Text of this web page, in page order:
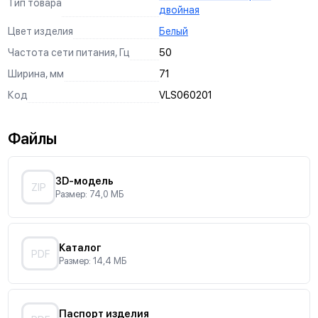
двойная
Цвет изделия
Белый
Частота сети питания, Гц
50
Ширина, мм
71
Код
VLS060201
Файлы
ZIP
3D-модель
Размер: 74,0 МБ
PDF
Каталог
Размер: 14,4 МБ
Паспорт изделия